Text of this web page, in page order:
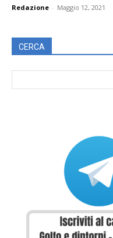
Redazione - Maggio 12, 2021
CERCA